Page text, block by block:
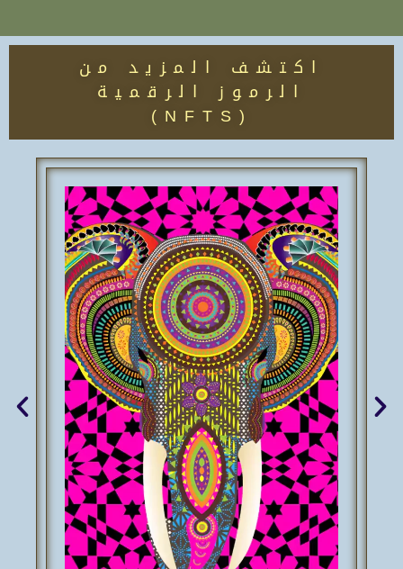
اكتشف المزيد من
الرموز الرقمية
(NFTS)